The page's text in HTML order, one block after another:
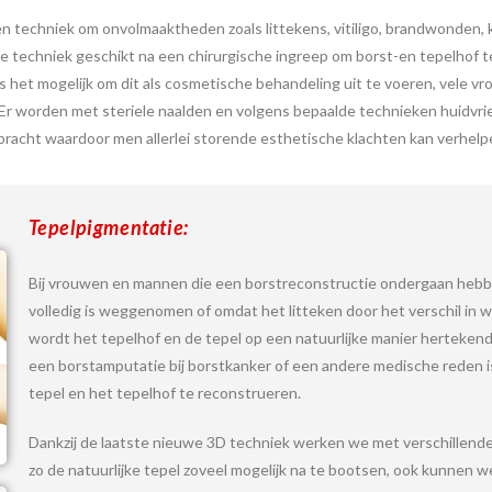
techniek om onvolmaaktheden zoals littekens, vitiligo, brandwonden,
techniek geschikt na een chirurgische ingreep om borst-en tepelhof
het mogelijk om dit als cosmetische behandeling uit te voeren, vele
worden met steriele naalden en volgens bepaalde technieken
waardoor men allerleistorendeesthetischeklachten kan
Tepelpigmentatie:
Bij vrouwen en mannen die een borstreconstructie ondergaan
volledig is weggenomen of omdat het litteken door het verschil in
wordt het tepelhof en de tepel op een natuurlijke manier
een borstamputatie bij borstkanker of een andere medische reden
tepel en het tepelhof te reconstrueren.
Dankzij de laatste nieuwe 3D techniek werken we met
zo de natuurlijke tepel zoveel mogelijk na te bootsen, ook kunnen